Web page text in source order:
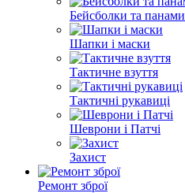
Бейсболки та панами
Шапки і маски
Тактичне взуття
Тактичні рукавиці
Шеврони і Патчі
Захист
Ремонт зброї